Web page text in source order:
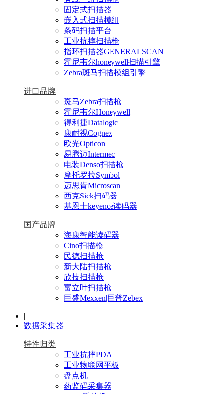
固定式扫描器
嵌入式扫描模组
条码扫描平台
工业抗摔扫描枪
指环扫描器GENERALSCAN
霍尼韦尔honeywell扫描引擎
Zebra斑马扫描模组引擎
进口品牌
斑马Zebra扫描枪
霍尼韦尔Honeywell
得利捷Datalogic
康耐视Cognex
欧光Opticon
易腾迈Intermec
电装Denso扫描枪
摩托罗拉Symbol
迈思肯Microscan
西克Sick扫码器
基恩士keyence读码器
国产品牌
海康智能读码器
Cino扫描枪
民德扫描枪
新大陆扫描枪
欣技扫描枪
富立叶扫描枪
巨盛Mexxen|巨普Zebex
|
数据采集器
特性归类
工业抗摔PDA
工业物联网平板
盘点机
药监码采集器